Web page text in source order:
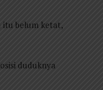
itu belum ketat,
duduknya